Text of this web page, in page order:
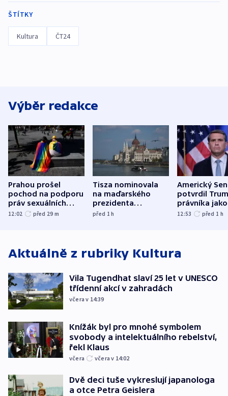
ŠTÍTKY
Kultura ČT24
Výběr redakce
Prahou prošel
pochod na podporu
práv sexuálních
menšin
12:02 před 29 m
Tisza nominovala
na maďarského
prezidenta
bývalého šéfa
před 1h
Americký
potvrdil
právníka jako
ministra
12:53 před 1 h
Aktuálně z rubriky Kultura
Vila Tugendhat slaví 25 let v UNESCO
třídenní akcí v zahradách
včera v 14:39
Knížák byl pro mnohé symbolem
svobody a intelektuálního rebelství,
řekl Klaus
včera včera v 14:02
Dvě deci tuše vykreslují japanologa
a otce Petra Geislera